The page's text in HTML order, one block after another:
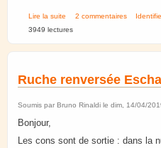
Lire la suite de Extension du Rucher
2 commentaires
3949 lectures
Ruche renversée
Soumis par Bruno Rinaldi le dim, 14/04/
Bonjour,
Les cons sont de sortie : dans la